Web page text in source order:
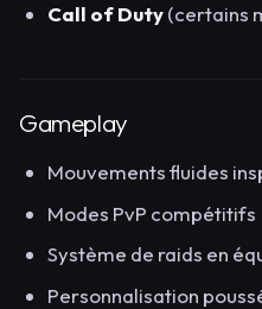
Call of Duty(certains
Gameplay
Mouvements fluides
Modes PvP compétitifs
Système de raids en
Personnalisation